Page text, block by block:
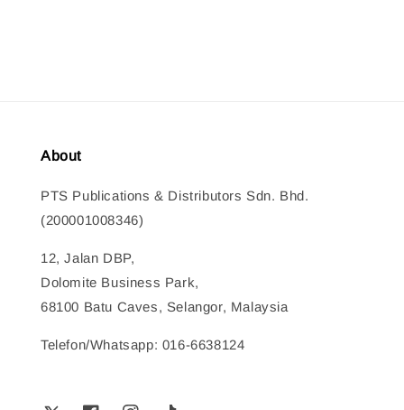
About
PTS Publications & Distributors Sdn. Bhd.
(200001008346)
12, Jalan DBP,
Dolomite Business Park,
68100 Batu Caves, Selangor, Malaysia
Telefon/Whatsapp: 016-6638124